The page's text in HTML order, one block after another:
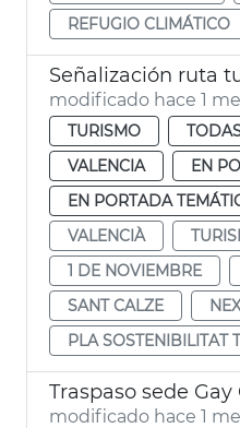
REFUGIO CLIMÁTICO
Señalización ruta
modificado hace 1
TURISMO
VALENCIA
EN
EN PORTADA
VALENCIÀ
1 DE NOVIEMBRE
SANT CALZE
PLA SOSTENIBILITAT
modificado hace 1